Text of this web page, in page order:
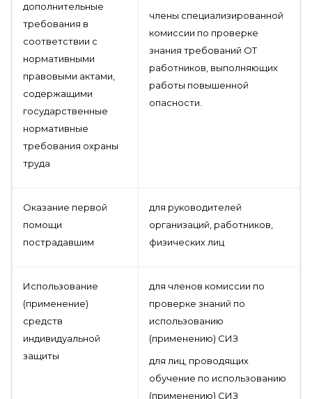
дополнительные
требования в
соответствии с
нормативными
правовыми актами,
содержащими
государственные
нормативные
требования охраны
труда
члены специализированной
комиссии по проверке
знания требований ОТ
работников, выполняющих
работы повышенной
опасности.
Оказание первой
помощи
пострадавшим
для руководителей
организаций, работников,
физических лиц
Использование
(применение)
средств
индивидуальной
защиты
для членов комиссии по
проверке знаний по
использованию
(применению) СИЗ
для лиц, проводящих
обучение по использованию
(применению) СИЗ